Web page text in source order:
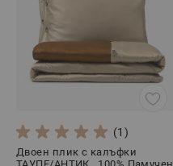
(1)
Двоен плик с калъфки